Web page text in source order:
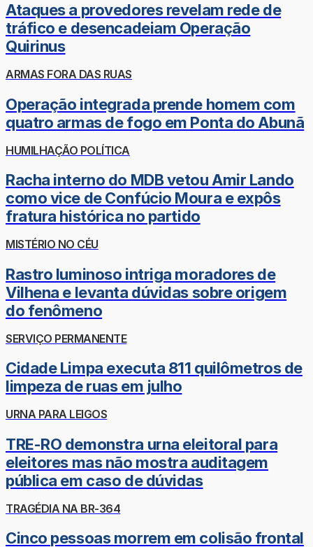
Ataques a provedores revelam rede de
tráfico e desencadeiam Operação
Quirinus
ARMAS FORA DAS RUAS
Operação integrada prende homem com
quatro armas de fogo em Ponta do Abunã
HUMILHAÇÃO POLÍTICA
Racha interno do MDB vetou Amir Lando
como vice de Confúcio Moura e expôs
fratura histórica no partido
MISTÉRIO NO CÉU
Rastro luminoso intriga moradores de
Vilhena e levanta dúvidas sobre origem
do fenômeno
SERVIÇO PERMANENTE
Cidade Limpa executa 811 quilômetros de
limpeza de ruas em julho
URNA PARA LEIGOS
TRE-RO demonstra urna eleitoral para
eleitores mas não mostra auditagem
pública em caso de dúvidas
TRAGÉDIA NA BR-364
Cinco pessoas morrem em colisão frontal